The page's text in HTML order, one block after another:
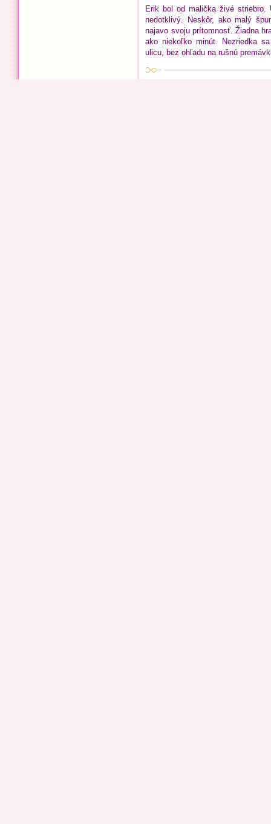
Erik bol od malička živé
nedotklivý. Neskôr, ako malý
najavo svoju prítomnosť. Žiadna
ako niekoľko minút. Nezriedka
ulicu, bez ohľadu na rušnú